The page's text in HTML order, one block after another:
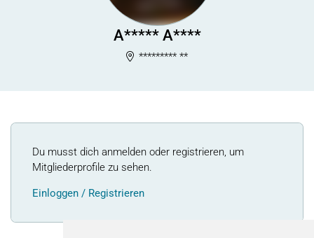
A***** A****
********* **
Du musst dich anmelden oder registrieren, um
Mitgliederprofile zu sehen.
Einloggen / Registrieren